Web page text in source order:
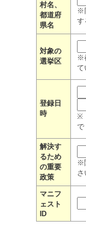
村名、
都道府
県名
※
す
対象の
選挙区
※
て
登録日
時
※
で
解決す
るため
の重要
政策
※
さ
マニフ
ェスト
ID